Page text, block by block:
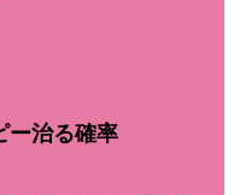
ー治る確率